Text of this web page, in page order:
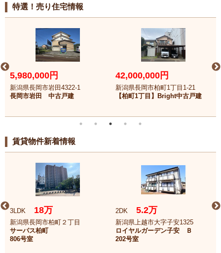
特選！売り住宅情報
5,980,000円
新潟県長岡市岩田4322-1
長岡市岩田 中古戸建
42,000,000円
新潟県長岡市柏町1丁目1-21
【柏町1丁目】Bright中古戸建
賃貸物件新着情報
3LDK 18万
新潟県長岡市柏町２丁目
サーパス柏町
806号室
2DK 5.2万
新潟県上越市大字子安1325
ロイヤルガーデン子安 Ｂ
202号室